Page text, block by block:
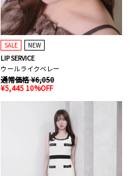
SALE NEW
LIP SERVICE
ウールライクベレー
通常価格 ¥6,050
¥5,445 10%OFF